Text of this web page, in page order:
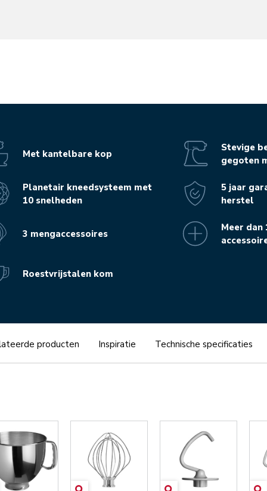
Met kantelbare kop
Planetair kneedsysteem met
10 snelheden
3 mengaccessoires
Roestvrijstalen kom
Stevige
gegoten
5 jaar
herstel
Meer
producten Inspiratie Technische specificaties